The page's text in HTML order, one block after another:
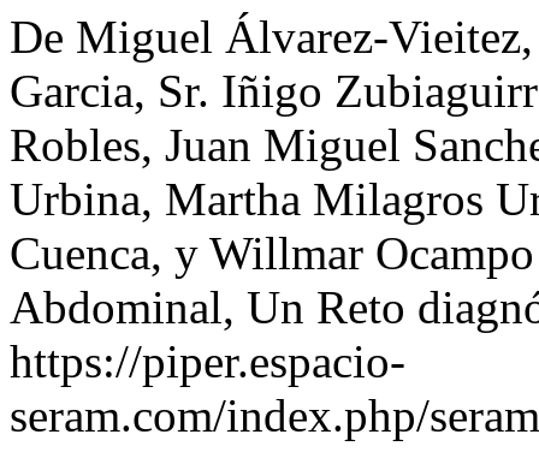
De Miguel Álvarez-Vieitez,
Garcia, Sr. Iñigo
Robles, Juan Miguel
Urbina, Martha Milagros
Cuenca, y Willmar
Abdominal, Un Reto
https://piper.espacio-
seram.com/index.php/